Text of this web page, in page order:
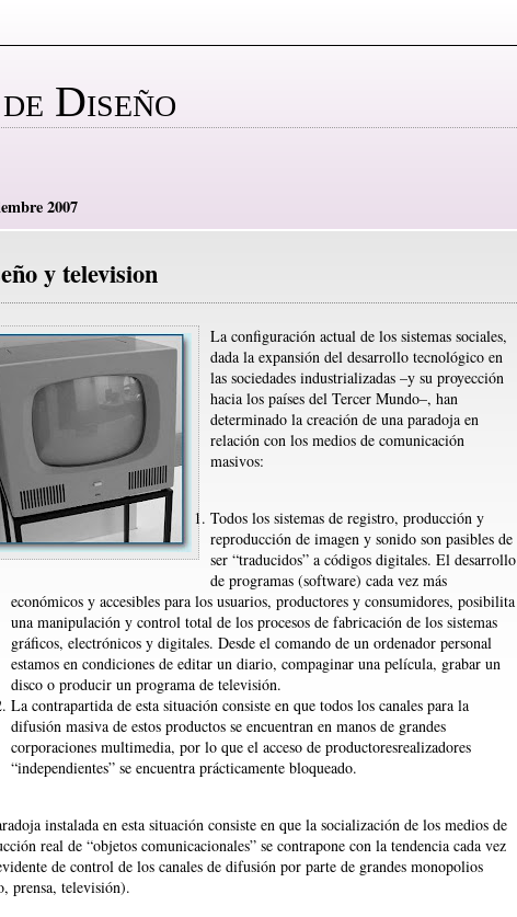
Diseño
2007
y television
La configuración actual de los sistemas sociales,
dada la expansión del desarrollo tecnológico en
las sociedades industrializadas –y su proyección
hacia los países del Tercer Mundo–, han
determinado la creación de una paradoja en
relación con los medios de comunicación
masivos:
Todos los sistemas de registro, producción y
reproducción de imagen y sonido son pasibles de
ser “traducidos” a códigos digitales. El desarrollo
de programas (software) cada vez más
económicos y accesibles para los usuarios, productores y consumidores, posibilita
una manipulación y control total de los procesos de fabricación de los sistemas
gráficos, electrónicos y digitales. Desde el comando de un ordenador personal
estamos en condiciones de editar un diario, compaginar una película, grabar un
disco o producir un programa de televisión.
La contrapartida de esta situación consiste en que todos los canales para la
difusión masiva de estos productos se encuentran en manos de grandes
corporaciones multimedia, por lo que el acceso de productoresrealizadores
“independientes” se encuentra prácticamente bloqueado.
instalada en esta situación consiste en que la socialización de los medios de
real de “objetos comunicacionales” se contrapone con la tendencia cada vez
de control de los canales de difusión por parte de grandes monopolios
prensa, televisión).